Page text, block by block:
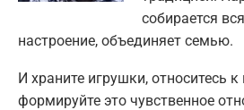
собирается
настроение, объединяет семью.
И храните игрушки, относитесь
формируйте это чувственное